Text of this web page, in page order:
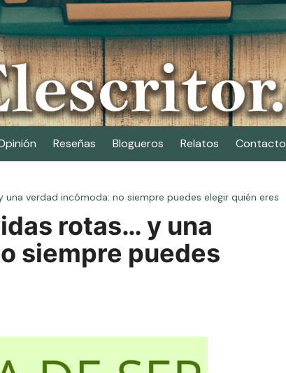
Reseñas Blogueros Relatos Contacto
una verdad incómoda: no siempre puedes elegir quién eres
rotas… y una
siempre puedes